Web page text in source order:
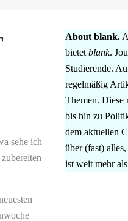
sehe ich
About blank.
bietet blank.
Studierende.
regelmäßig
Themen.
bis hin zu
dem aktuellen
über (fast)
ist weit mehr